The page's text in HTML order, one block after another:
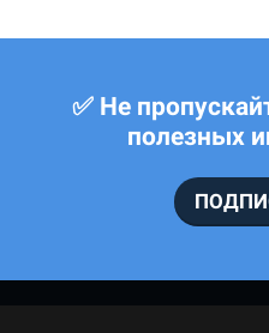
✅ Не
полезных